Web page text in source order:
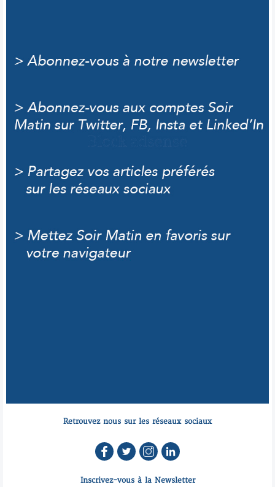
Retrouvez nous sur les réseaux sociaux
Inscrivez-vous à la Newsletter